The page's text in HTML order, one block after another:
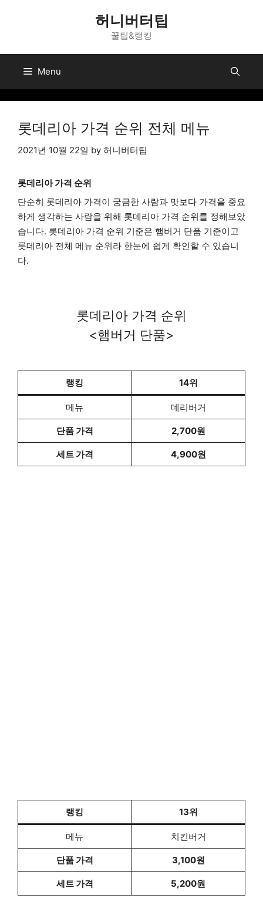
허니버터팁
꿀팁&랭킹
Menu
롯데리아 가격 순위 전체 메뉴
2021년 10월 22일 by 허니버터팁
롯데리아 가격 순위
단순히 롯데리아 가격이 궁금한 사람과 맛보다 가격을 중요
하게 생각하는 사람을 위해 롯데리아 가격 순위를 정해보았
습니다. 롯데리아 가격 순위 기준은 햄버거 단품 기준이고
롯데리아 전체 메뉴 순위라 한눈에 쉽게 확인할 수 있습니
다.
롯데리아 가격 순위
<햄버거 단품>
랭킹 14위
메뉴 데리버거
단품 가격 2,700원
세트 가격 4,900원
랭킹 13위
메뉴 치킨버거
단품 가격 3,100원
세트 가격 5,200원